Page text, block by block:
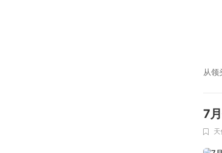
从领
7